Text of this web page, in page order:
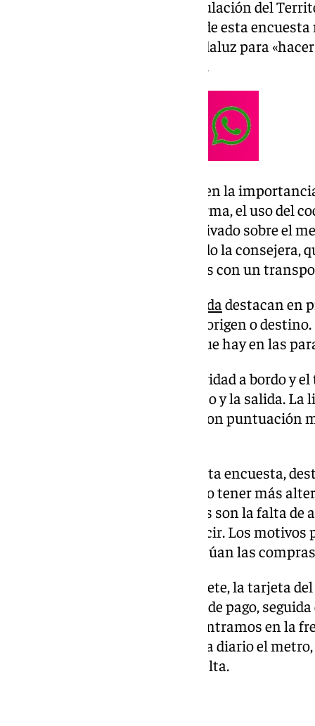
La consejera de Fomento, Articulación del
señalado que los buenos datos de esta
impulsadas por el Gobierno andaluz para
público están surtiendo efecto».
Rocío Díaz ha puesto el acento en la
público, para reducir, de esta forma, el uso del
reducir los efectos del tráfico privado sobre el
emisiones de CO2», ha subrayado la consejera,
forma es «fidelizar a los usuarios con un
metro de Granadadestacan en
proximidad de las paradas a su origen o
puntualidad y la información que hay en las
En tercer lugar, destaca la seguridad a bordo y
posición, la facilidad en el acceso y la salida. La
temperatura son los aspectos con puntuación
Entre los datos arrojados por esta encuesta,
reconoce utilizar el metro por no tener más
público. Sus razones principales son la falta
no disponer de carnet de conducir. Los
ocio y estudios. Por debajo se sitúan las
En lo que respecta al tipo de billete, la tarjeta
los viajeros (43,1%) como medio de pago,
40,8 por ciento de uso. Si nos centramos en la
ciento de los viajeros usan casi a diario el
lo hace en trayectos de ida y vuelta.